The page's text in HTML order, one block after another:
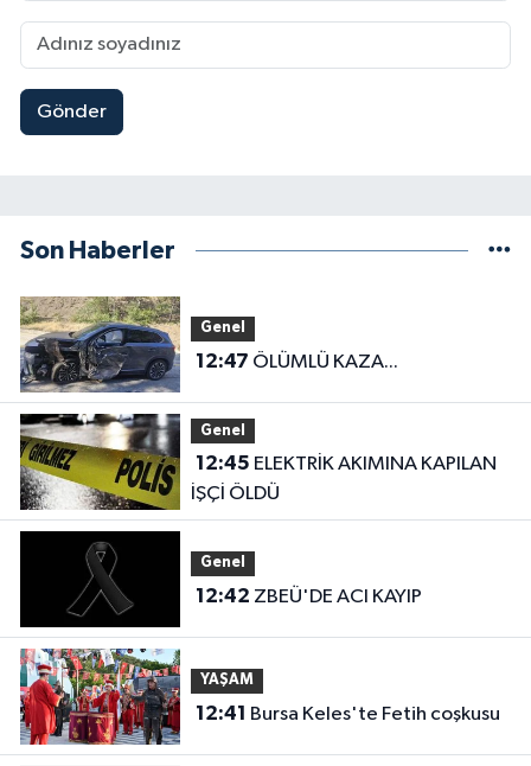
Gönder
Son Haberler
Genel
12:47 ÖLÜMLÜ KAZA...
Genel
12:45
İŞÇİ ÖLDÜ
Genel
12:42 ZBEÜ'DE ACI KAYIP
YAŞAM
12:41 Bursa Keles'te Fetih coşkusu